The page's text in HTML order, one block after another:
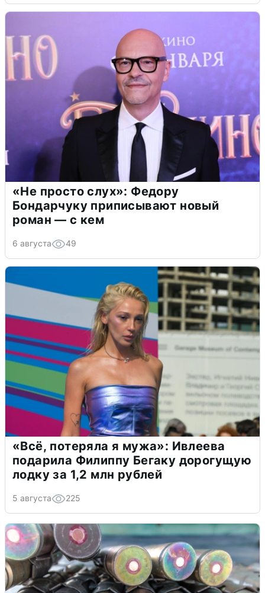
«Не просто слух»: Федору
Бондарчуку приписывают новый
роман — с кем
6 августа 49
«Всё, потеряла я мужа»: Ивлеева
подарила Филиппу Бегаку дорогущую
лодку за 1,2 млн рублей
5 августа 225